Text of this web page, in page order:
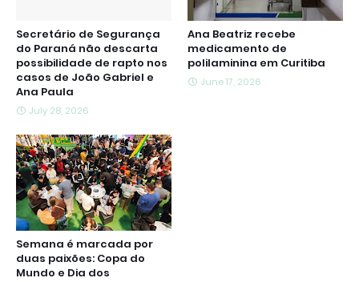
Secretário de Segurança
do Paraná não descarta
possibilidade de rapto nos
casos de João Gabriel e
Ana Paula
July 28, 2026
Ana Beatriz recebe
medicamento de
polilaminina em Curitiba
June 17, 2026
Semana é marcada por
duas paixões: Copa do
Mundo e Dia dos